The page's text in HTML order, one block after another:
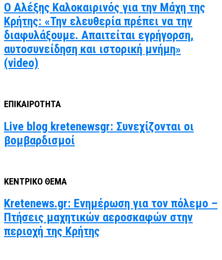
Ο Αλέξης Καλοκαιρινός για την Μάχη της
Κρήτης: «Την ελευθερία πρέπει να την
διαφυλάξουμε. Απαιτείται εγρήγορση,
αυτοσυνείδηση και ιστορική μνήμη»
(video)
ΕΠΙΚΑΙΡΟΤΗΤΑ
Live blog kretenewsgr: Συνεχίζονται οι
βομβαρδισμοί
ΚΕΝΤΡΙΚΟ ΘΕΜΑ
Kretenews.gr: Ενημέρωση για τον πόλεμο –
Πτήσεις μαχητικών αεροσκαφών στην
περιοχή της Κρήτης